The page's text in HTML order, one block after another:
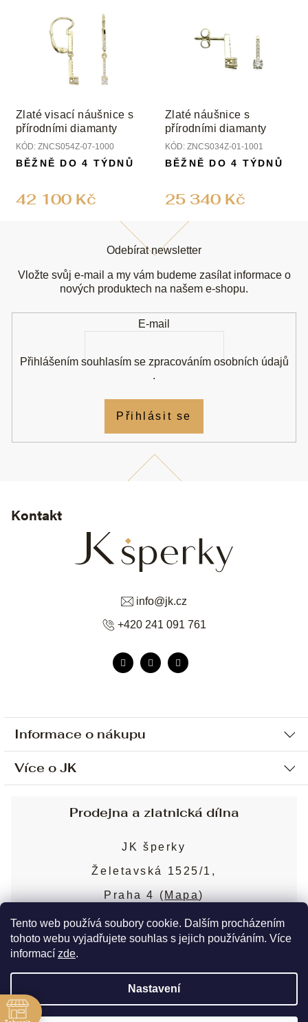
Tento web používá soubory cookie. Dalším procházením
tohoto webu vyjadřujete souhlas s jejich používáním. Více
informací zde.
Nastavení
Zlaté visací náušnice s
přírodními diamanty
KÓD: ZNCS054Z-07-1000
42 100 Kč
BĚŽNĚ DO 4 TÝDNŮ
Zlaté náušnice s
přírodními diamanty
KÓD: ZNCS034Z-01-1001
25 340 Kč
BĚŽNĚ DO 4 TÝDNŮ
Informace o nákupu
Ochrana osobních údajů
Sjednání osobní schůzky
Obchodní podmínky
Puncovní značky
Více o JK
Blog
Nejčastější dotazy
Kontakt
info@jk.cz
+420 241 091 761
Odebírat newsletter
Vložte svůj e-mail a my vám budeme zasílat informace o
nových produktech na našem e-shopu.
E-mail
Přihlášením souhlasím se zpracováním osobních údajů
.
Přihlásit se
Prodejna a zlatnická dílna
JK šperky
Želetavská 1525/1,
Praha 4 ( Mapa)
Více o prodejně
Copyright 2026JK šperky. Všechna práva
vyhrazena. Upravit nastavení cookies